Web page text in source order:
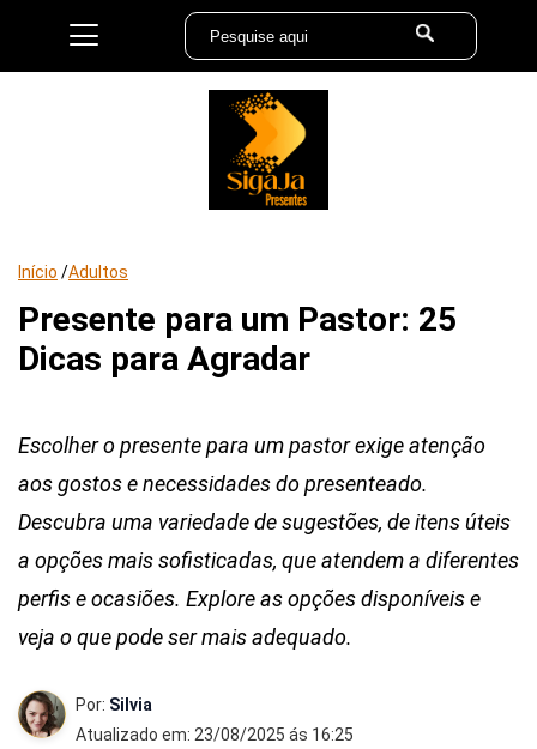
Início /Adultos
Presente para um Pastor: 25
Dicas para Agradar
Escolher o presente para um pastor exige atenção
aos gostos e necessidades do presenteado.
Descubra uma variedade de sugestões, de itens úteis
a opções mais sofisticadas, que atendem a diferentes
perfis e ocasiões. Explore as opções disponíveis e
veja o que pode ser mais adequado.
Por: Silvia
Atualizado em: 23/08/2025 ás 16:25